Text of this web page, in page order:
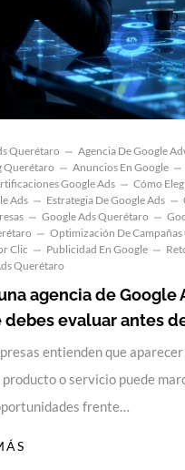
Querétaro
Agencia De Google
Querétaro
Anuncios En Google
Google Ads
Cómo
Ads
Estrategia De Google Ads
Google Ads Querétaro
Optimización De Campañas
Clic
Publicidad En Google
Querétaro
agencia de Google
debes evaluar antes
entienden que
producto o servicio puede
frente…